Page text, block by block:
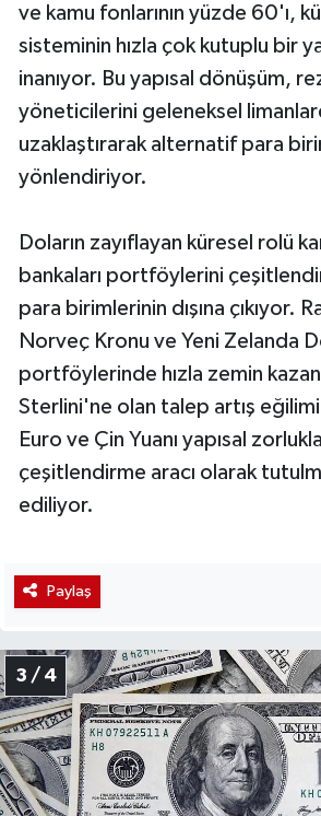
ve kamu fonlarının yüzde 60'ı,
sisteminin hızla çok kutuplu bir
inanıyor. Bu yapısal dönüşüm,
yöneticilerini geleneksel
uzaklaştırarak alternatif para
yönlendiriyor.
Doların zayıflayan küresel rolü
bankaları portföylerini
para birimlerinin dışına çıkıyor.
Norveç Kronu ve Yeni Zelanda
portföylerinde hızla zemin
Sterlini'ne olan talep artış
Euro ve Çin Yuanı yapısal
çeşitlendirme aracı olarak
ediliyor.
Paylaş
3 / 4